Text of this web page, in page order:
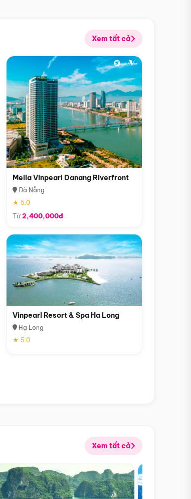
Xem tất cả
Melia Vinpearl Danang Riverfront
Đà Nẵng
★ 5.0
Từ2,400,000đ
Vinpearl Resort & Spa Ha Long
Hạ Long
★ 5.0
Xem tất cả